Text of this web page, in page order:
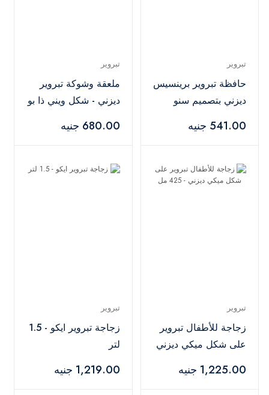
تبروير
حافظة تبروير برينسيس
ديزني بتصميم سنو
541.00 جنيه
تبروير
ملعقة وشوكة تبروير
ديزني - شكل ويني ذا بو
680.00 جنيه
تبروير
زجاجة للأطفال تبروير
على شكل ميكي ديزني
1,225.00 جنيه
تبروير
زجاجة تبروير ايكو - 1.5
لتر
1,219.00 جنيه